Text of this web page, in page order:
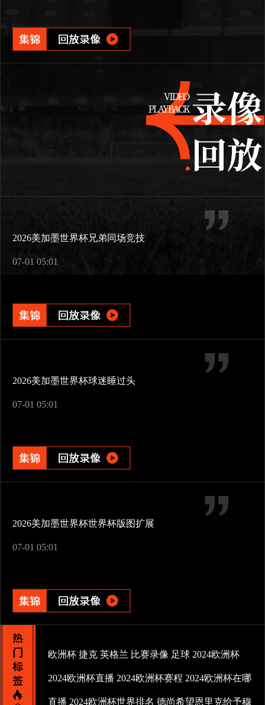
2026美加墨世界杯兄弟同场竞技
07-01 05:01
2026美加墨世界杯球迷睡过头
07-01 05:01
2026美加墨世界杯世界杯版图扩展
07-01 05:01
欧洲杯 捷克 英格兰 比赛录像 足球 2024欧洲杯
2024欧洲杯直播 2024欧洲杯赛程 2024欧洲杯在哪
直播 2024欧洲杯世界排名 德尚希望恩里克给予穆